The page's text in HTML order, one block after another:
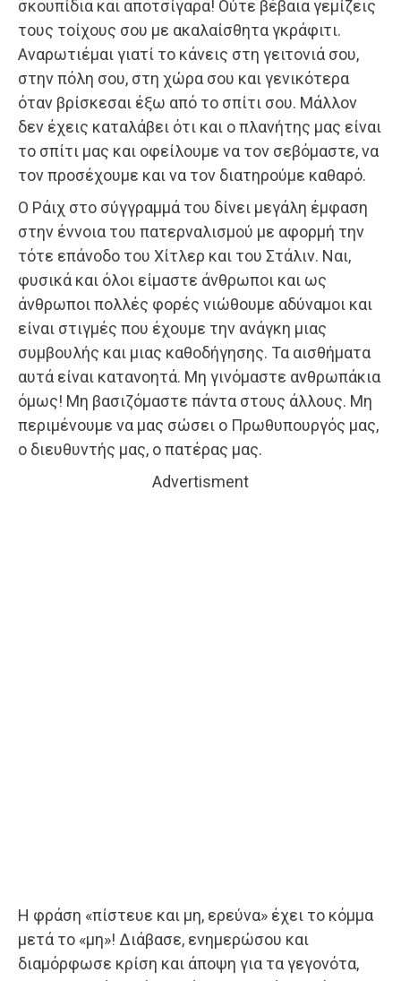
σκουπίδια και αποτσίγαρα! Ούτε βέβαια γεμίζεις
τους τοίχους σου με ακαλαίσθητα γκράφιτι.
Αναρωτιέμαι γιατί το κάνεις στη γειτονιά σου,
στην πόλη σου, στη χώρα σου και γενικότερα
όταν βρίσκεσαι έξω από το σπίτι σου. Μάλλον
δεν έχεις καταλάβει ότι και ο πλανήτης μας είναι
το σπίτι μας και οφείλουμε να τον σεβόμαστε, να
τον προσέχουμε και να τον διατηρούμε καθαρό.
Ο Ράιχ στο σύγγραμμά του δίνει μεγάλη έμφαση
στην έννοια του πατερναλισμού με αφορμή την
τότε επάνοδο του Χίτλερ και του Στάλιν. Ναι,
φυσικά και όλοι είμαστε άνθρωποι και ως
άνθρωποι πολλές φορές νιώθουμε αδύναμοι και
είναι στιγμές που έχουμε την ανάγκη μιας
συμβουλής και μιας καθοδήγησης. Τα αισθήματα
αυτά είναι κατανοητά. Μη γινόμαστε ανθρωπάκια
όμως! Μη βασιζόμαστε πάντα στους άλλους. Μη
περιμένουμε να μας σώσει ο Πρωθυπουργός μας,
ο διευθυντής μας, ο πατέρας μας.
Advertisment
Η φράση «πίστευε και μη, ερεύνα» έχει το κόμμα
μετά το «μη»! Διάβασε, ενημερώσου και
διαμόρφωσε κρίση και άποψη για τα γεγονότα,